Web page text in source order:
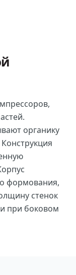
органику
формования,
стенок
при боковом